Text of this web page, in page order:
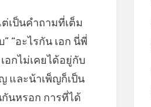
ต่เป็นคำถามที่เต็ม
“อะไรกัน เอก นี่พี่
อกไม่เคยได้อยู่กับ
และน้าเพ็ญก็เป็น
นหรอก การที่ได้